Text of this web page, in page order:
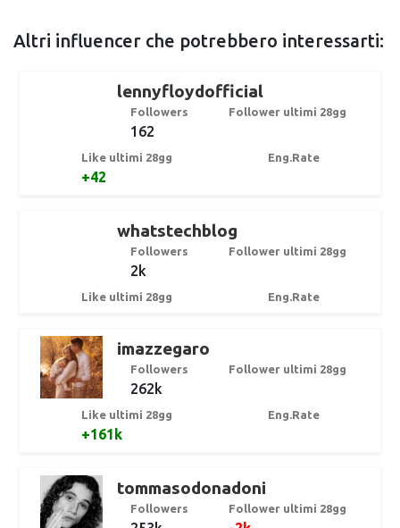
Altri influencer che potrebbero interessarti:
lennyfloydofficial
Followers
162
Follower ultimi 28gg
Like ultimi 28gg
+42
Eng.Rate
whatstechblog
Followers
2k
Follower ultimi 28gg
Like ultimi 28gg Eng.Rate
imazzegaro
Followers
262k
Follower ultimi 28gg
Like ultimi 28gg
+161k
Eng.Rate
tommasodonadoni
Followers Follower ultimi 28gg